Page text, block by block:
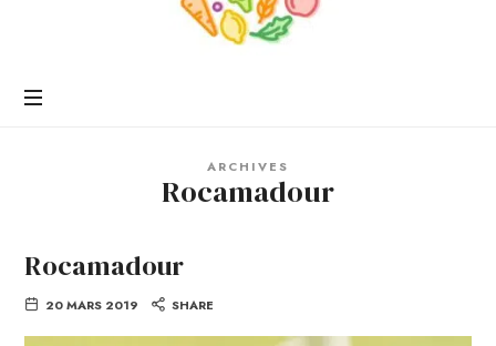
ARCHIVES
Rocamadour
Rocamadour
20 MARS 2019 SHARE